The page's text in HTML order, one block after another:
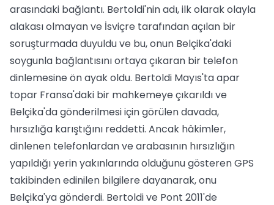
arasındaki bağlantı. Bertoldi'nin adı, ilk olarak olayla
alakası olmayan ve İsviçre tarafından açılan bir
soruşturmada duyuldu ve bu, onun Belçika'daki
soygunla bağlantısını ortaya çıkaran bir telefon
dinlemesine ön ayak oldu. Bertoldi Mayıs'ta apar
topar Fransa'daki bir mahkemeye çıkarıldı ve
Belçika'da gönderilmesi için görülen davada,
hırsızlığa karıştığını reddetti. Ancak hâkimler,
dinlenen telefonlardan ve arabasının hırsızlığın
yapıldığı yerin yakınlarında olduğunu gösteren GPS
takibinden edinilen bilgilere dayanarak, onu
Belçika'ya gönderdi. Bertoldi ve Pont 2011'de